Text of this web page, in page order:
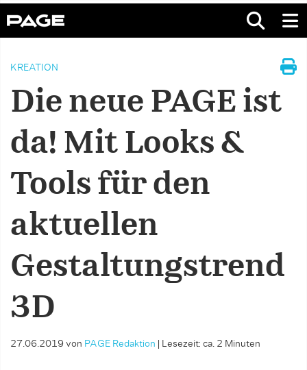
KREATION
Die neue PAGE ist
da! Mit Looks &
Tools für den
aktuellen
Gestaltungstrend
3D
27.06.2019 von PAGE Redaktion Lesezeit: ca. 2 Minuten